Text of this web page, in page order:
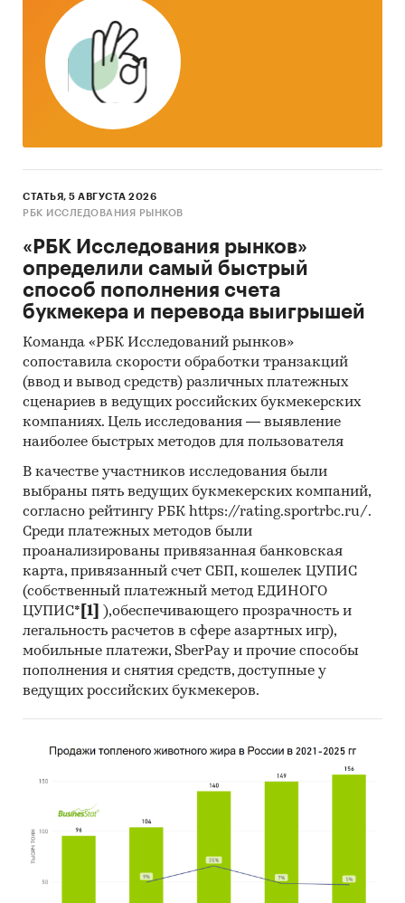
Объект исследования
Рынок препаратов для лечения желудочно-
кишечного тракта в России.
Метод сбора и анализа данных
В качестве основных методов анализа данных
выступают Традиционный (качественный)
Квантитативный (количественный) анализ с
применением пакетов программ, к которым
имеет доступ наше агентство.
Контент-анализ выполняется в рамках
проведения кабинетного исследования. В
общем виде целью кабинетного исследования
является проанализировать ситуацию на
рынке для лечения заболеваний желудочно-
кишечного тракта в России и получить
показатели, характеризующие его состояние в
настоящее время и в будущем.
Метод анализа данных
1. Базы данных Федеральной Таможенной
службы РФ, ФСГС РФ (Росстат).
2. Материалы DataMonitor, EuroMonitor,
Eurostat.
3. Печатные и электронные деловые и
специализированные издания, аналитические
6. Материалы участников отечественного и
мирового рынков.
7. Результаты исследований маркетинговых и
консалтинговых агентств.
СТАТЬЯ, 5 АВГУСТА 2026
РБК ИССЛЕДОВАНИЯ РЫНКОВ
«РБК Исследования рынков»
определили самый быстрый
способ пополнения счета
букмекера и перевода выигрышей
Команда «РБК Исследований рынков»
сопоставила скорости обработки транзакций
(ввод и вывод средств) различных платежных
сценариев в ведущих российских букмекерских
компаниях. Цель исследования — выявление
наиболее быстрых методов для пользователя
В качестве участников исследования были
выбраны пять ведущих букмекерских компаний,
согласно рейтингу РБК https://rating.sportrbc.ru/.
Среди платежных методов были
проанализированы привязанная банковская
карта, привязанный счет СБП, кошелек ЦУПИС
(собственный платежный метод ЕДИНОГО
ЦУПИС* [1]
),обеспечивающего прозрачность и
легальность расчетов в сфере азартных игр),
мобильные платежи, SberPay и прочие способы
пополнения и снятия средств, доступные у
ведущих российских букмекеров.